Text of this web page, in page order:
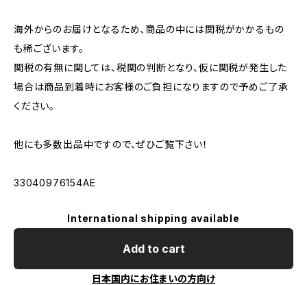
海外からのお届けとなるため、商品の中には関税がかかるもの
も稀ございます。
関税の有無に関しては、税関の判断となり、仮に関税が発生した
場合は商品到着時にお客様のご負担になりますので予めご了承
ください。
他にも多数出品中ですので、ぜひご覧下さい！
33040976154AE
International shipping available
Add to cart
日本国内にお住まいの方向け